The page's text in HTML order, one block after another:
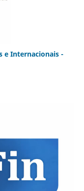
e Internacionais -